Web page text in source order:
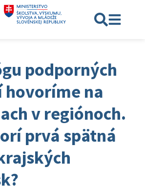
podporných
na
v regiónoch.
prvá spätná